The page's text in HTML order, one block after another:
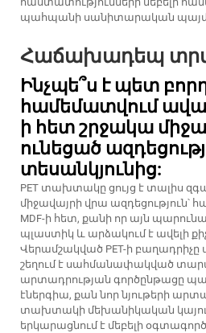
պահպանի սանիտարական
Հաճախադեպ
Ինչպե՞ս է պետ
համեմատվում
ի հետ շրջակա
ունեցած
տեսանկյունից:
PET տախտակը ցույց է տալիս
միջավայրի վրա
MDF-ի հետ, քանի որ այն
պլաստիկ և արձակում է ավելի
Վերամշակված PET-ի
շեղում է սահմանափակված
արտադրության գործընթացը
էներգիա, քան նոր նյութերի
տախտակի մեխանիկական
երկարացնում է մեբելի